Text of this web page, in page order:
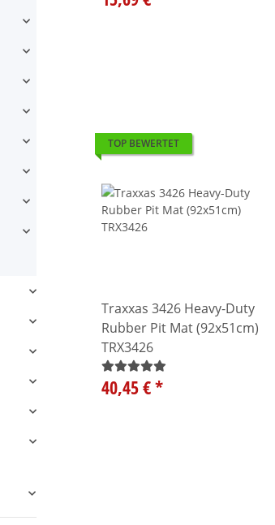
TOP BEWERTET
Traxxas 3426 Heavy-Duty
Rubber Pit Mat (92x51cm)
TRX3426
40,45 €*
Alle anzeigen
Alle anzeigen
Alle anzeigen
Alle anzeigen
Alle anzeigen
Alle anzeigen
Alle anzeigen
Alle anzeigen
Alle anzeigen
Alle anzeigen
Alle anzeigen
Alle anzeigen
Alle anzeigen
Alle anzeigen